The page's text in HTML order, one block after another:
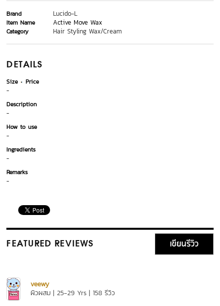
Brand Lucido-L
Item Name Active Move Wax
Category Hair Styling Wax/Cream
DETAILS
Size
Price
-
Description
-
How to use
-
Ingredients
-
Remarks
-
FEATURED REVIEWS เขียนรีวิว
veewy
ผิวผสม | 25-29 Yrs | 158 รีวิว